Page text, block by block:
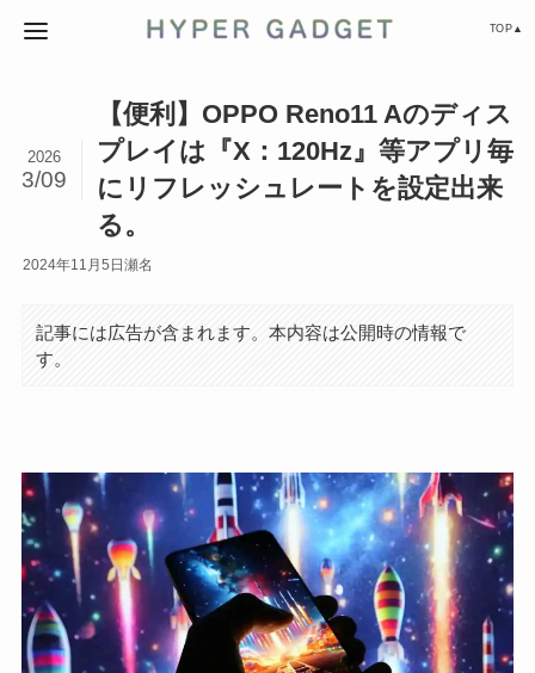
TOP▲
【便利】OPPO Reno11 Aのディス
プレイは『X：120Hz』等アプリ毎
にリフレッシュレートを設定出来
る。
2026
3/09
2024年11月5日 瀬名
記事には広告が含まれます。本内容は公開時の情報で
す。